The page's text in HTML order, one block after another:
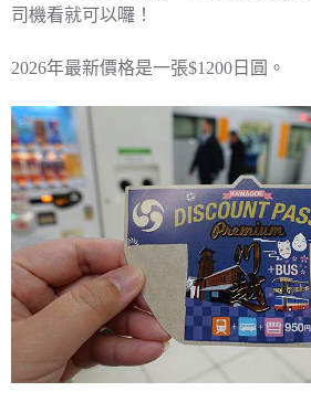
司機看就可以囉！
2026年最新價格是一張$1200日圓。